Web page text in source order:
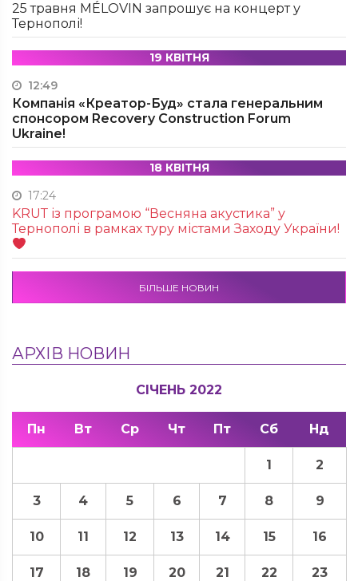
25 травня MÉLOVIN запрошує на концерт у
Тернополі!
19 КВІТНЯ
12:49
Компанія «Креатор-Буд» стала генеральним
спонсором Recovery Construction Forum
Ukraine!
18 КВІТНЯ
17:24
KRUТ із програмою “Весняна акустика” у
Тернополі в рамках туру містами Заходу України!
БІЛЬШЕ НОВИН
АРХІВ НОВИН
СІЧЕНЬ 2022
Пн Вт Ср Чт Пт Сб Нд
1 2
3 4 5 6 7 8 9
10 11 12 13 14 15 16
17 18 19 20 21 22 23